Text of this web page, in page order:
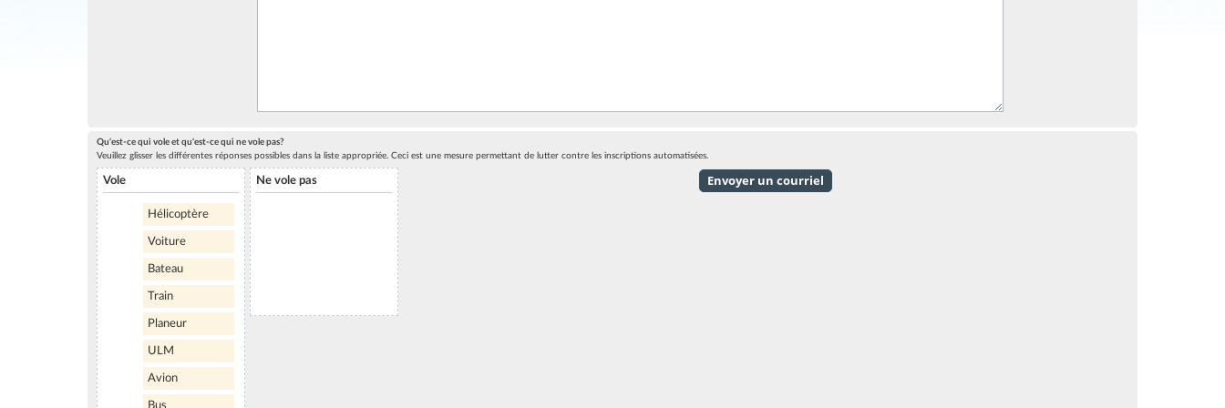
Qu'est-ce qui vole et qu'est-ce qui ne vole pas?
Veuillez glisser les différentes réponses possibles dans la liste appropriée. Ceci est une mesure permettant de lutter contre les inscriptions automatisées.
Vole
Hélicoptère
Voiture
Bateau
Train
Planeur
ULM
Avion
Ne vole pas